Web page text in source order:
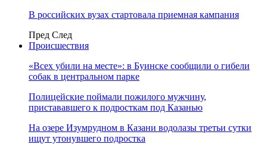
В российских вузах стартовала приемная кампания
Пред След
Происшествия
«Всех убили на месте»: в Буинске сообщили о гибели
собак в центральном парке
Полицейские поймали пожилого мужчину,
пристававшего к подросткам под Казанью
На озере Изумрудном в Казани водолазы третьи сутки
ищут утонувшего подростка